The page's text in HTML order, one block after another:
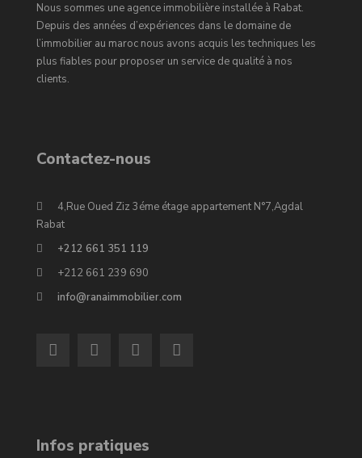
Nous sommes une agence immobilière installée à Rabat.
Depuis des années d’expériences dans le domaine de
l’immobilier au maroc nous avons acquis les techniques les
plus fiables pour proposer un service de qualité à nos
clients.
Contactez-nous
4,Rue Oued Ziz 3éme étage appartement N°7,Agdal
Rabat
+212 661 351 119
+212 661 239 690
info@ranaimmobilier.com
Infos pratiques